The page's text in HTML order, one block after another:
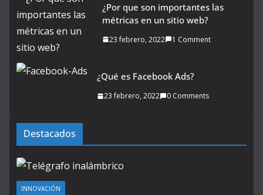
¿Por que son importantes las
métricas en un sitio web?
23 febrero, 2022 1 Comment
¿Qué es Facebook Ads?
23 febrero, 2022 0 Comments
Destacados
INNOVACIÓN